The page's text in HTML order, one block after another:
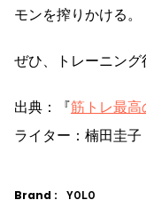
モンを搾りかける。
ぜひ、トレーニング
出典：『筋トレ最高
ライター：楠田圭子
Brand : YOLO